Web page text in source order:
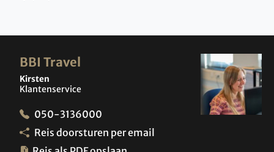
BBI Travel
Kirsten
Klantenservice
050-3136000
Reis doorsturen per email